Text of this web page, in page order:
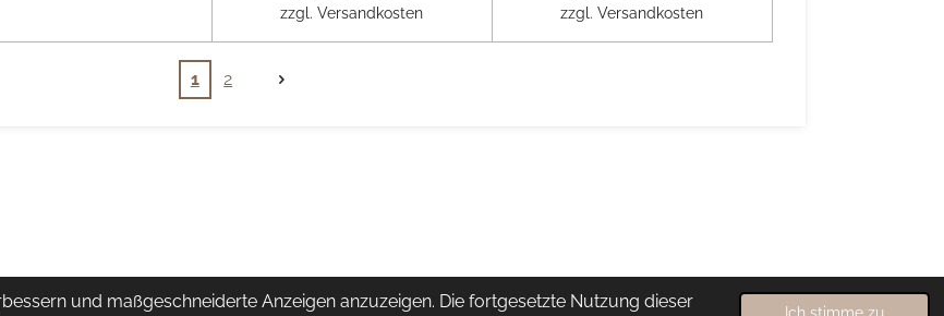
und maßgeschneiderte Anzeigen anzuzeigen. Die fortgesetzte Nutzung dieser
Ich stimme zu
zzgl. Versandkosten
zzgl. Versandkosten
1 2